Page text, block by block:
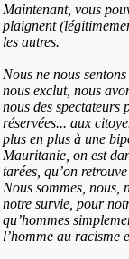
Maintenant, vous
plaignent
les autres.
Nous ne nous
nous exclut, nous
nous des spectateurs
réservées... aux
plus en plus à une
Mauritanie, on est
tarées, qu’on
Nous sommes, nous,
notre survie, pour
qu’hommes
l’homme au racisme